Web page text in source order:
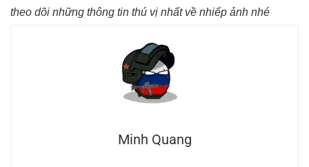
theo dõi những thông tin thú vị nhất về nhiếp ảnh nhé
Minh Quang